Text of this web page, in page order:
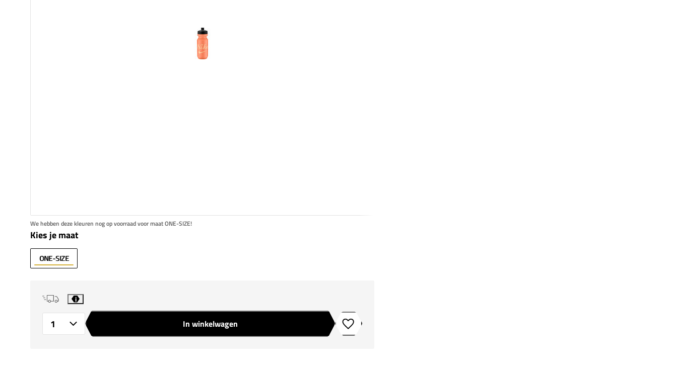
We hebben deze kleuren nog op voorraad voor maat ONE-SIZE!
Kies je maat
ONE-SIZE
i
In winkelwagen Toevoegen aan verlanglijstje